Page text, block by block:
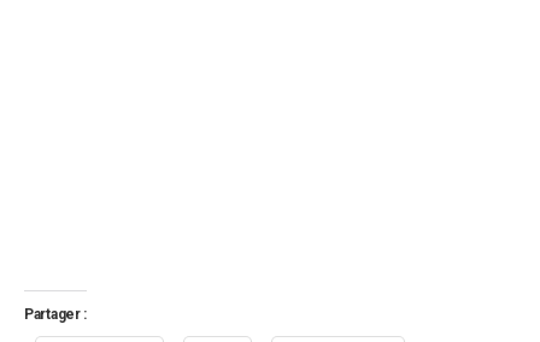
Partager :